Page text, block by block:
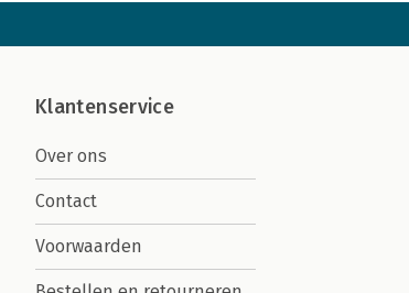
Klantenservice
Over ons
Contact
Voorwaarden